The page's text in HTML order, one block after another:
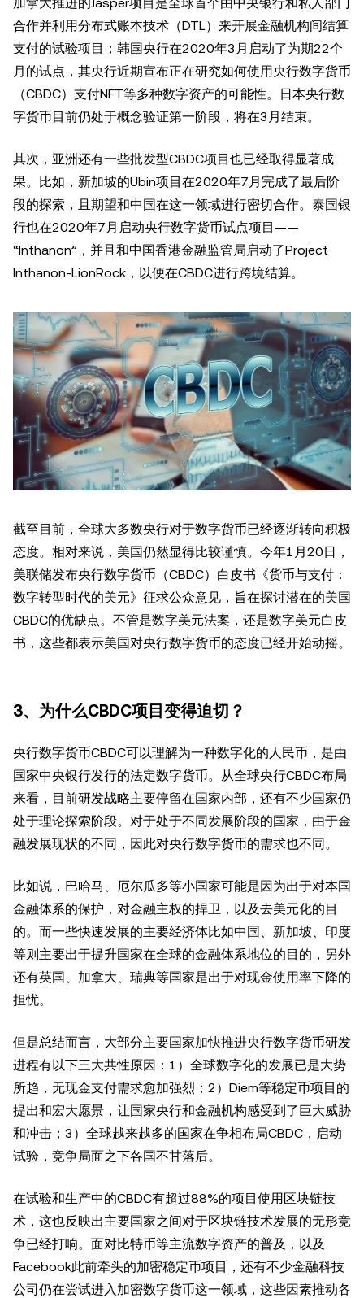
加拿大推进的Jasper项目是全球首个由中央银行和私人部门
合作并利用分布式账本技术（DTL）来开展金融机构间结算
支付的试验项目；韩国央行在2020年3月启动了为期22个
月的试点，其央行近期宣布正在研究如何使用央行数字货币
（CBDC）支付NFT等多种数字资产的可能性。日本央行数
字货币目前仍处于概念验证第一阶段，将在3月结束。
其次，亚洲还有一些批发型CBDC项目也已经取得显著成
果。比如，新加坡的Ubin项目在2020年7月完成了最后阶
段的探索，且期望和中国在这一领域进行密切合作。泰国银
行也在2020年7月启动央行数字货币试点项目——
“Inthanon”，并且和中国香港金融监管局启动了Project
Inthanon-LionRock，以便在CBDC进行跨境结算。
截至目前，全球大多数央行对于数字货币已经逐渐转向积极
态度。相对来说，美国仍然显得比较谨慎。今年1月20日，
美联储发布央行数字货币（CBDC）白皮书《货币与支付：
数字转型时代的美元》征求公众意见，旨在探讨潜在的美国
CBDC的优缺点。不管是数字美元法案，还是数字美元白皮
书，这些都表示美国对央行数字货币的态度已经开始动摇。
3、为什么CBDC项目变得迫切？
央行数字货币CBDC可以理解为一种数字化的人民币，是由
国家中央银行发行的法定数字货币。从全球央行CBDC布局
来看，目前研发战略主要停留在国家内部，还有不少国家仍
处于理论探索阶段。对于处于不同发展阶段的国家，由于金
融发展现状的不同，因此对央行数字货币的需求也不同。
比如说，巴哈马、厄尔瓜多等小国家可能是因为出于对本国
金融体系的保护，对金融主权的捍卫，以及去美元化的目
的。而一些快速发展的主要经济体比如中国、新加坡、印度
等则主要出于提升国家在全球的金融体系地位的目的，另外
还有英国、加拿大、瑞典等国家是出于对现金使用率下降的
担忧。
但是总结而言，大部分主要国家加快推进央行数字货币研发
进程有以下三大共性原因：1）全球数字化的发展已是大势
所趋，无现金支付需求愈加强烈；2）Diem等稳定币项目的
提出和宏大愿景，让国家央行和金融机构感受到了巨大威胁
和冲击；3）全球越来越多的国家在争相布局CBDC，启动
试验，竞争局面之下各国不甘落后。
在试验和生产中的CBDC有超过88%的项目使用区块链技
术，这也反映出主要国家之间对于区块链技术发展的无形竞
争已经打响。面对比特币等主流数字资产的普及，以及
Facebook此前牵头的加密稳定币项目，还有不少金融科技
公司仍在尝试进入加密数字货币这一领域，这些因素推动各